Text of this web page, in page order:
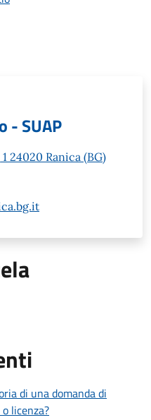
- SUAP
24020 Ranica (BG)
di una domanda di
licenza?